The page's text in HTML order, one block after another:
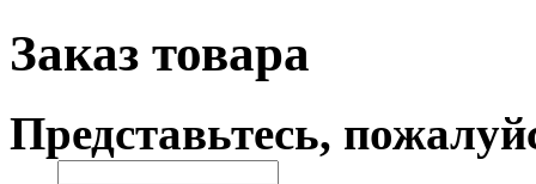
Заказ товара
Представьтесь,